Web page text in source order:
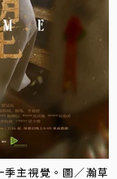
主視覺。圖／瀚草